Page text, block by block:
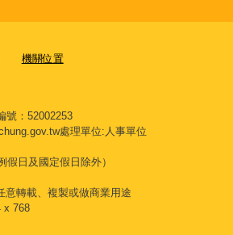
機關位置
號：52002253
處理單位:人事單位
假日及國定假日除外）
意轉載、複製或做商業用途
x 768